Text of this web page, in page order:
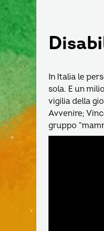
In Italia le
sola. E un
vigilia della
Avvenire;
gruppo